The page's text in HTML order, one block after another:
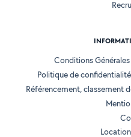
Conditions
Politique de
Référencement, classement